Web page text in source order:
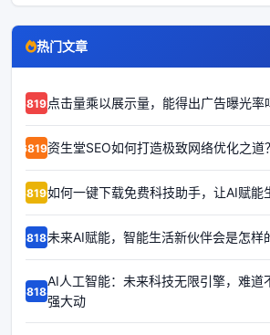
热门文章
68192点击量乘以展示量，能得出广告曝光率
68191资生堂SEO如何打造极致网络优化之道？
68190如何一键下载免费科技助手，让AI赋能
68189未来AI赋能，智能生活新伙伴会是怎样
68188
AI人工智能：未来科技无限引擎，难道
强大动